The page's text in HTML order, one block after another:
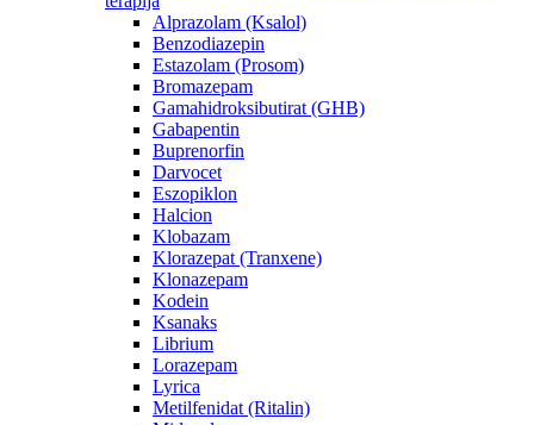
Alprazolam (Ksalol)
Benzodiazepin
Estazolam (Prosom)
Bromazepam
Gamahidroksibutirat (GHB)
Gabapentin
Buprenorfin
Darvocet
Eszopiklon
Halcion
Klobazam
Klorazepat (Tranxene)
Klonazepam
Kodein
Ksanaks
Librium
Lorazepam
Lyrica
Metilfenidat (Ritalin)